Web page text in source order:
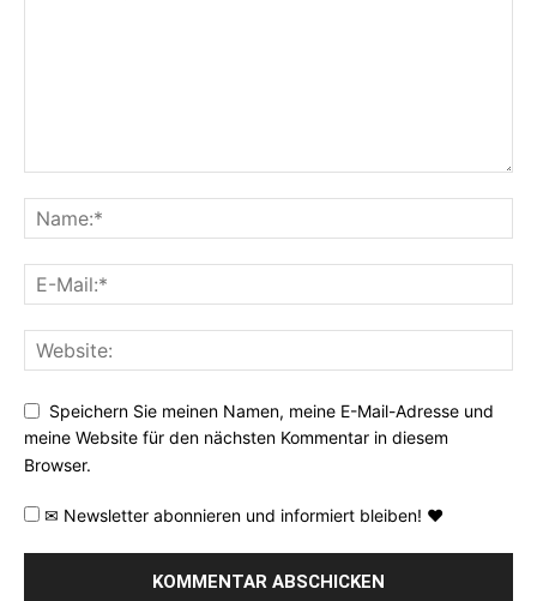
Speichern Sie meinen Namen, meine E-Mail-Adresse und
meine Website für den nächsten Kommentar in diesem
Browser.
✉ Newsletter abonnieren und informiert bleiben! ♥